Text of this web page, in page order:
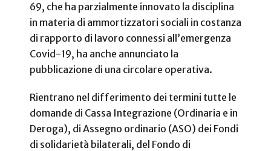
69, che ha parzialmente innovato la disciplina
in materia di ammortizzatori sociali in costanza
di rapporto di lavoro connessi all’emergenza
Covid-19, ha anche annunciato la
pubblicazione di una circolare operativa.
Rientrano nel differimento dei termini tutte le
domande di Cassa Integrazione (Ordinaria e in
Deroga), di Assegno ordinario (ASO) dei Fondi
di solidarietà bilaterali, del Fondo di